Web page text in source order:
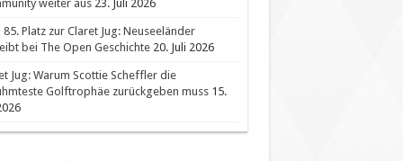
weiter aus 23. Juli 2026
85. Platz zur Claret Jug: Neuseeländer
bei The Open Geschichte 20. Juli 2026
Jug: Warum Scottie Scheffler die
Golftrophäe zurückgeben muss 15.